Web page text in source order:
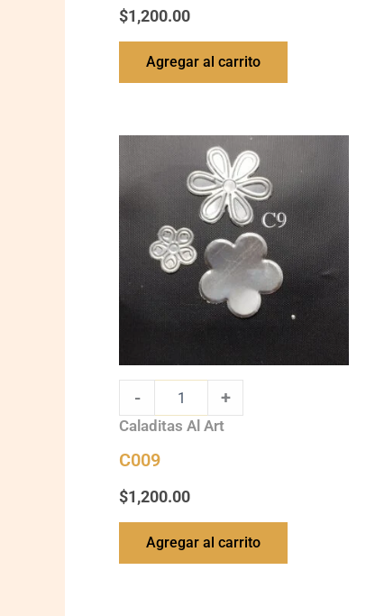
$1,200.00
Agregar al carrito
quantity
- +
Caladitas Al Art
C009
$1,200.00
Agregar al carrito